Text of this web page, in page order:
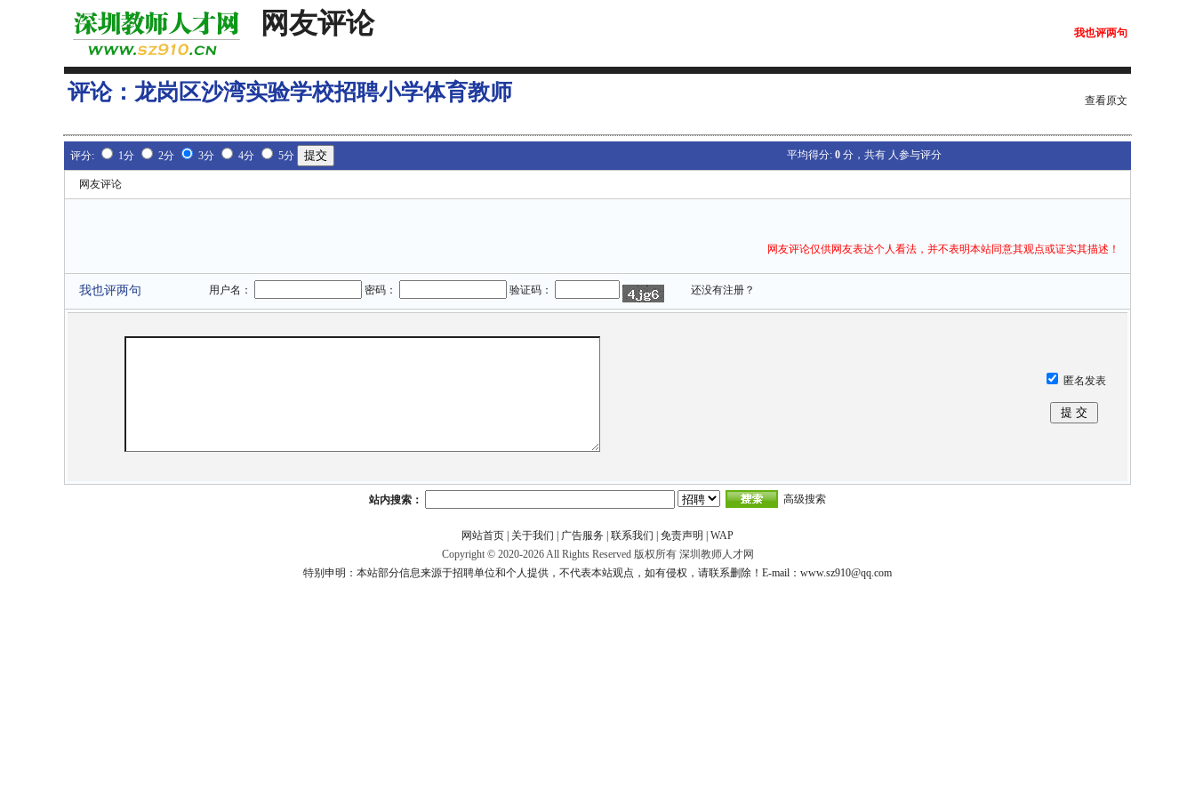
网友评论 我也评两句
评论： 龙岗区沙湾实验学校招聘小学体育教师 查看原文
评分: 1分 2分 3分 4分 5分 平均得分: 0 分，共有 人参与评分
网友评论
网友评论仅供网友表达个人看法，并不表明本站同意其观点或证实其描述！
我也评两句 用户名： 密码： 验证码： 还没有注册？
匿名发表
站内搜索： 高级搜索
网站首页 关于我们 广告服务 联系我们 免责声明
WAP
Copyright © 2020-2026 All Rights Reserved 版权所有 深圳教师人才网
特别申明：本站部分信息来源于招聘单位和个人提供，不代表本站观点，如有侵权，请联系删除！E-mail：www.sz910@qq.com